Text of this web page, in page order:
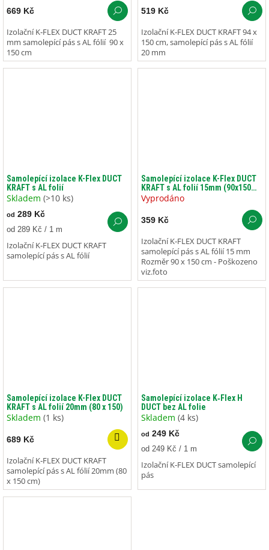
669 Kč
Izolační K‑FLEX DUCT KRAFT 25
mm samolepící pás s AL fólií 90 x
150 cm
519 Kč
Izolační K‑FLEX DUCT KRAFT 94 x
150 cm, samolepící pás s AL fólií
20 mm
Samolepící izolace K-Flex DUCT
KRAFT s AL folií
Skladem (>10 ks)
od 289 Kč
Měrná
od 289 Kč / 1 m
Izolační K‑FLEX DUCT KRAFT
samolepící pás s AL fólií
Samolepící izolace K-Flex DUCT
KRAFT s AL folií 15mm (90x150
cm)
Vyprodáno
359 Kč
Izolační K‑FLEX DUCT KRAFT
samolepící pás s AL fólií 15 mm
Rozměr 90 x 150 cm - Poškozeno
viz.foto
Samolepící izolace K-Flex DUCT
KRAFT s AL folií 20mm (80 x 150)
Skladem (1 ks)
689 Kč
Izolační K‑FLEX DUCT KRAFT
samolepící pás s AL fólií 20mm (80
x 150 cm)
Samolepící izolace K‑Flex H
DUCT bez AL folie
Skladem (4 ks)
od 249 Kč
Měrná
od 249 Kč / 1 m
Izolační K‑FLEX DUCT samolepící
pás